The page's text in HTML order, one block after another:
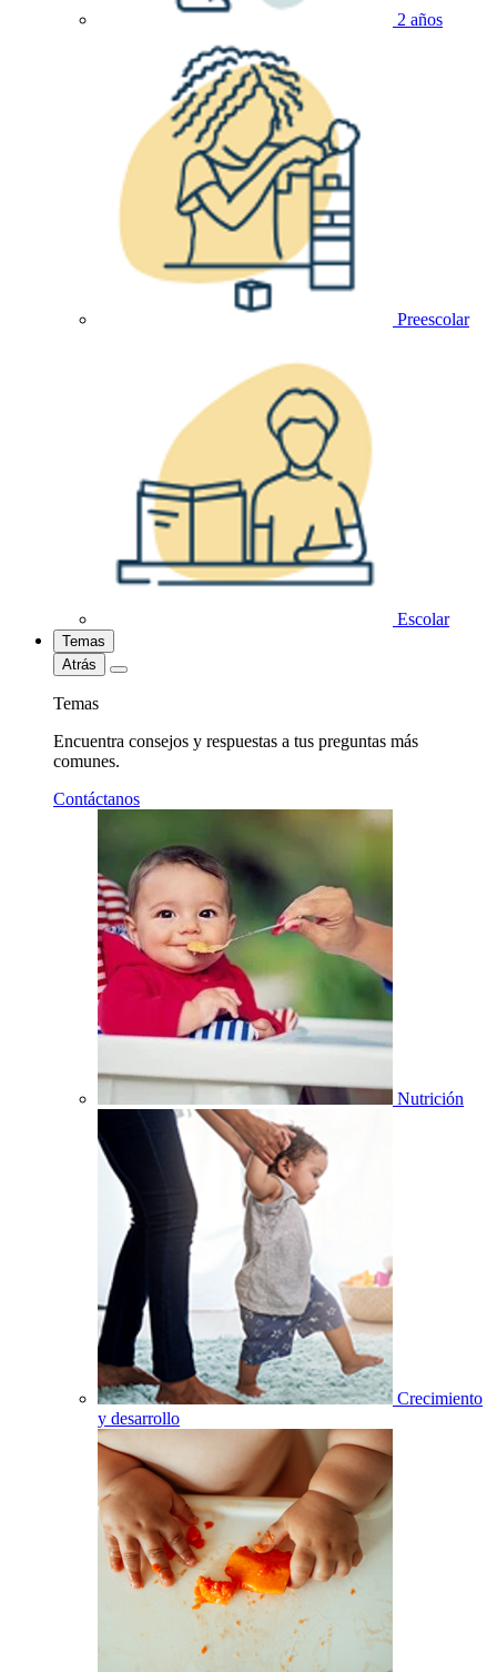
2 años
Preescolar
Escolar
Temas
Atrás
Temas
Encuentra consejos y respuestas a tus preguntas más
comunes.
Contáctanos
Nutrición
Crecimiento
y desarrollo